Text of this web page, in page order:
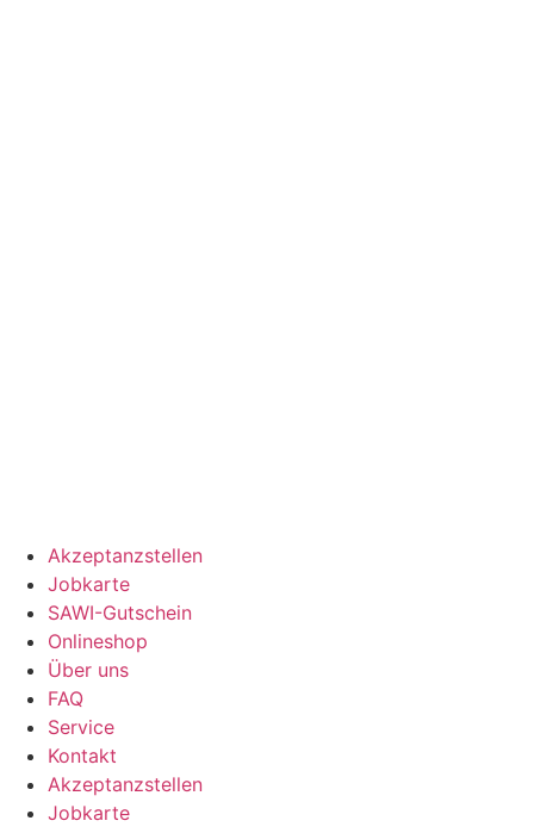
Akzeptanzstellen
Jobkarte
SAWI-Gutschein
Onlineshop
Über uns
FAQ
Service
Kontakt
Akzeptanzstellen
Jobkarte